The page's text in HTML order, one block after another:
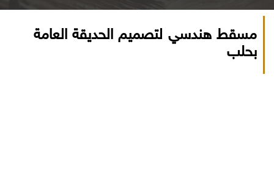
مسقط هندسي لتصميم الحديقة العامة
بحلب